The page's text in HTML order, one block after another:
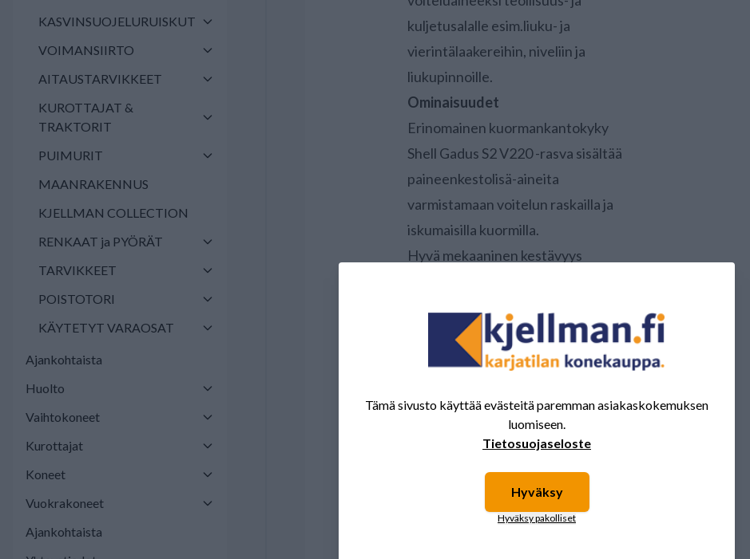
KASVINSUOJELURUISKUT
VOIMANSIIRTO
AITAUSTARVIKKEET
KUROTTAJAT &
TRAKTORIT
PUIMURIT
MAANRAKENNUS
KJELLMAN COLLECTION
RENKAAT ja PYÖRÄT
TARVIKKEET
POISTOTORI
KÄYTETYT VARAOSAT
Ajankohtaista
Huolto
Vaihtokoneet
Kurottajat
Koneet
Vuokrakoneet
Ajankohtaista
kuljetusalalle esim.liuku- ja
vierintälaakereihin, niveliin ja
liukupinnoille.
Ominaisuudet
Erinomainen kuormankantokyky
Shell Gadus S2 V220 -rasva sisältää
paineenkestolisä-aineita
varmistamaan voitelun raskailla ja
iskumaisilla kuormilla.
Hyvä mekaaninen kestävyys
mekaaninen kestävyys saattaa johtaa
rasvan pehmenemiseen ja
Kestää veden huuhtelevaa vaikutusta
Shell Gadus S2 V220 -rasva on
huuhtelevaa vaikutusta.
Hapettumisenkesto
Tämä sivusto käyttää evästeitä paremman asiakaskokemuksen
luomiseen.
Tietosuojaseloste
Hyväksy
Hyväksy pakolliset